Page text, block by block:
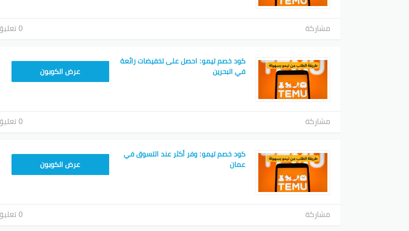
مشاركة 0 تعليق
كود خصم تيمو: احصل على تخفيضات رائعة
في البحرين
TEM34عرض الكوبون
مشاركة 0 تعليق
كود خصم تيمو: وفر أكثر عند التسوق في
عمان
TEM34عرض الكوبون
مشاركة 0 تعليق